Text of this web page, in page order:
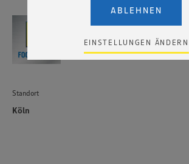
dort verarbeitet werden. Der EuGH sieht die
angemessenen Datenschutzniveau an. Es
Risiko eines Zugriffs durch US-amerikanische
Zudem wissen wir nicht genau, wie die
genannten Dienste Ihre Daten verarbeiten.
EINSTELLUNGEN ÄNDERN
ABLEHNEN
Standort
Köln